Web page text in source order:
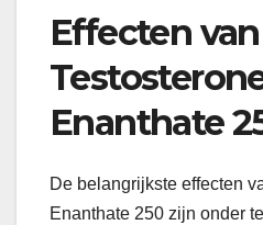
Effecten van
Enanthate
De belangrijkste effecten
Enanthate 250 zijn onder